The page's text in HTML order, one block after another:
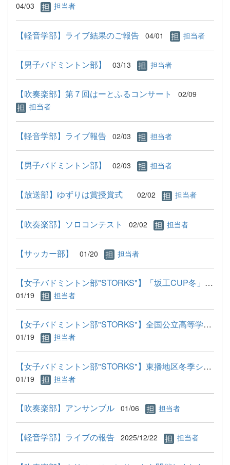
04/03 担当者
【軽音学部】ライブ結果のご報告 04/01 担当者
【男子バドミントン部】 03/13 担当者
【吹奏楽部】第７回はーとふるコンサート
02/09
担当者
【軽音学部】ライブ報告 02/03 担当者
【男子バドミントン部】 02/03 担当者
【放送部】ゆずりは賞授賞式 02/02 担当者
【吹奏楽部】ソロコンテスト 02/02 担当者
【サッカー部】 01/20 担当者
【女子バドミントン部"STORKS"】「坂工CUP冬」参加
01/19 担当者
【女子バドミントン部"STORKS"】全国公立高等学校バドミントン研...
01/19 担当者
【女子バドミントン部"STORKS"】東播地区冬季シングルス結果
01/19 担当者
【吹奏楽部】アンサンブル 01/06 担当者
【軽音学部】ライブの報告 2025/12/22 担当者